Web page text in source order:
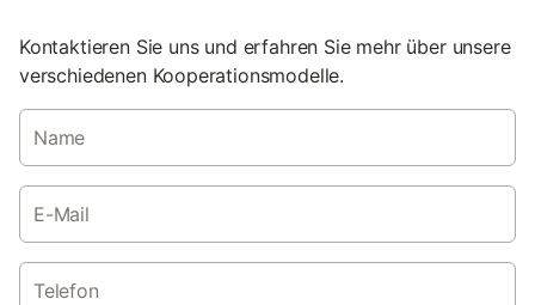
Kontaktieren Sie uns und erfahren Sie mehr über unsere
verschiedenen Kooperationsmodelle.
Name
E-Mail
Telefon